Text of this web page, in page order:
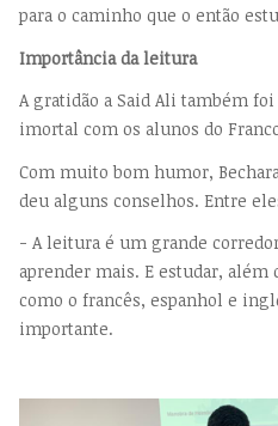
para o caminho que o então
Importância da leitura
A gratidão a Said Ali também foi
imortal com os alunos do
Com muito bom humor,
deu alguns conselhos. Entre
- A leitura é um grande
aprender mais. E estudar,
como o francês, espanhol e
importante.